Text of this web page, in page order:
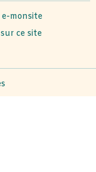
monsite
ce site